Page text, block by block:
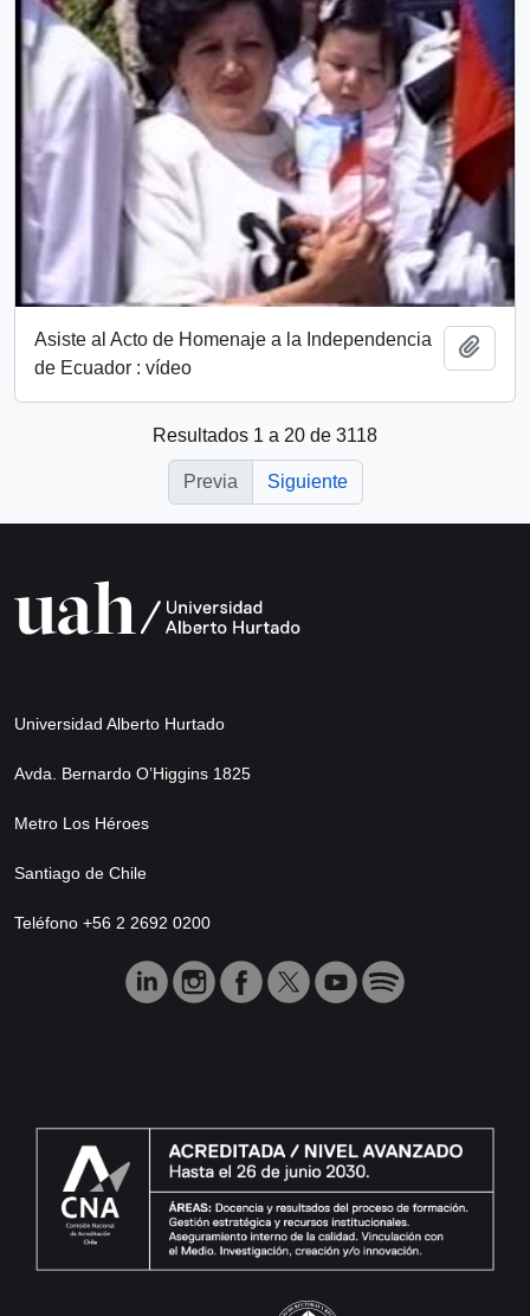
Asiste al Acto de Homenaje a la Independencia
de Ecuador : vídeo
Resultados 1 a 20 de 3118
Previa Siguiente
Universidad Alberto Hurtado
Avda. Bernardo O’Higgins 1825
Metro Los Héroes
Santiago de Chile
Teléfono +56 2 2692 0200